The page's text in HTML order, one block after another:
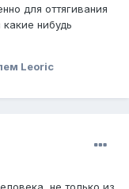
для оттягивания
нибудь
Leoric
не только из